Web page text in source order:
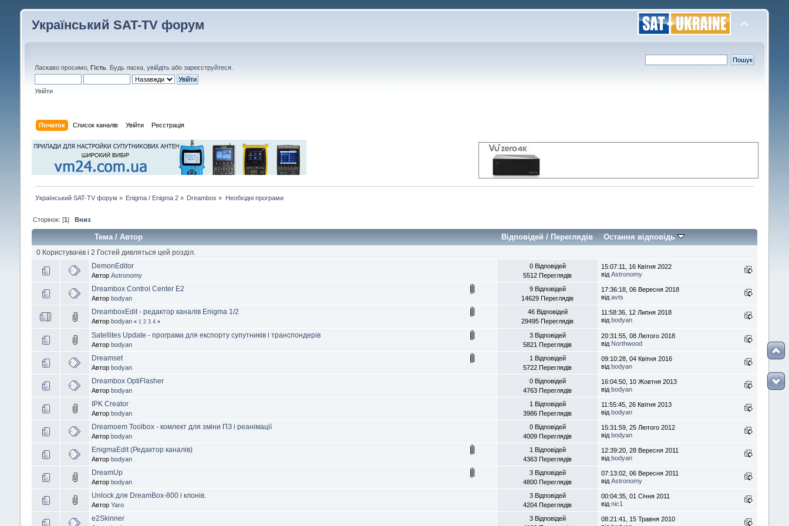
Український SAT-TV форум
Ласкаво просимо, Гість. Будь ласка, увійдітьабо зареєструйтеся.
Увійти
Початок Список каналів Увійти Реєстрація
Український SAT-TV форум » Enigma / Enigma 2 » Dreambox » Необхідні програми
Сторінок: [1] Вниз
Тема/ Автор Відповідей /Переглядів Остання відповідь
0 Користувачів і 2 Гостей дивляться цей розділ.
DemonEditor
Автор Astronomy
0 Відповідей
5512 Переглядів
15:07:11, 16 Квітня 2022
від Astronomy
Dreambox Control Center E2
Автор bodyan
9 Відповідей
14629 Переглядів
17:36:18, 06 Вересня 2018
від avts
DreamboxEdit - редактор каналів Enigma 1/2
Автор bodyan « 1 2 3 4»
46 Відповідей
29495 Переглядів
11:58:36, 12 Липня 2018
від bodyan
Satellites Update - програма для експорту супутників і транспондерів
Автор bodyan
3 Відповідей
5821 Переглядів
20:31:55, 08 Лютого 2018
від Northwood
Dreamset
Автор bodyan
1 Відповідей
5722 Переглядів
09:10:28, 04 Квітня 2016
від bodyan
Dreambox OptiFlasher
Автор bodyan
0 Відповідей
4763 Переглядів
16:04:50, 10 Жовтня 2013
від bodyan
IPK Creator
Автор bodyan
1 Відповідей
3986 Переглядів
11:55:45, 26 Квітня 2013
від bodyan
Dreamoem Toolbox - комлект для зміни ПЗ і реанімації
Автор bodyan
0 Відповідей
4009 Переглядів
15:31:59, 25 Лютого 2012
від bodyan
EnigmaEdit (Редактор каналів)
Автор bodyan
1 Відповідей
4363 Переглядів
12:39:20, 28 Вересня 2011
від bodyan
DreamUp
Автор bodyan
3 Відповідей
4800 Переглядів
07:13:02, 06 Вересня 2011
від Astronomy
Unlock для DreamBox-800 і клонів.
Автор Yaro
3 Відповідей
4204 Переглядів
00:04:35, 01 Січня 2011
від nic1
e2Skinner
3 Відповідей
08:21:41, 15 Травня 2010